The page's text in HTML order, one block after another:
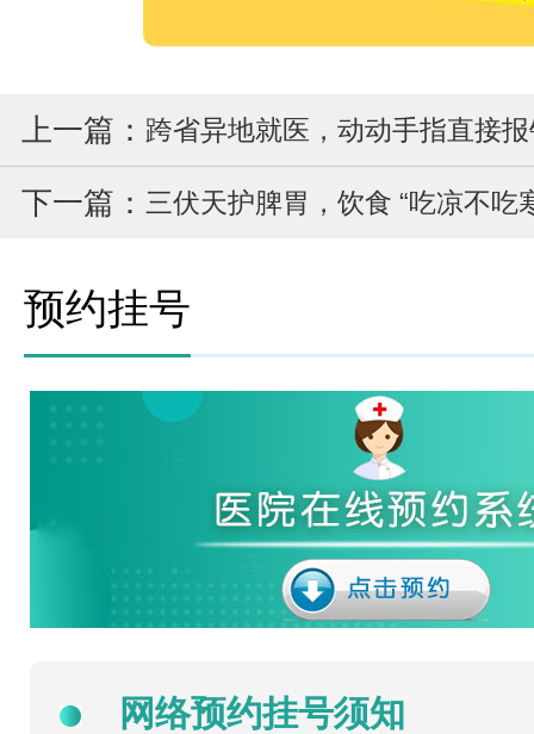
上一篇： 跨省异地就医，动动手指直接
下一篇：
预约挂号
网络预约挂号须知